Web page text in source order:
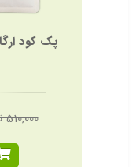
510,000 تومان